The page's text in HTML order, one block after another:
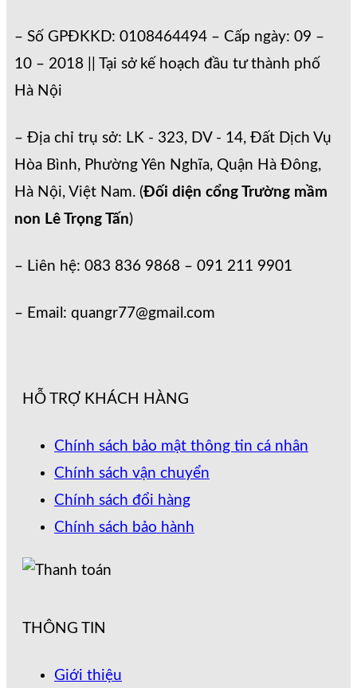
– Số GPĐKKD: 0108464494 – Cấp ngày: 09 –
10 – 2018 || Tại sở kế hoạch đầu tư thành phố
Hà Nội
– Địa chỉ trụ sở: LK - 323, DV - 14, Đất Dịch Vụ
Hòa Bình, Phường Yên Nghĩa, Quận Hà Đông,
Hà Nội, Việt Nam. (Đối diện cổng Trường mầm
non Lê Trọng Tấn)
– Liên hệ: 083 836 9868 – 091 211 9901
– Email: quangr77@gmail.com
HỖ TRỢ KHÁCH HÀNG
Chính sách bảo mật thông tin cá nhân
Chính sách vận chuyển
Chính sách đổi hàng
Chính sách bảo hành
THÔNG TIN
Giới thiệu